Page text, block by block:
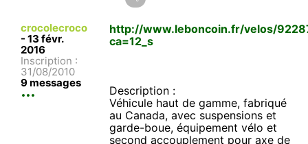
crocolecroco
- 13 févr.
2016
Inscription :
31/08/2010
9 messages
http://www.leboncoin.fr/velos/
ca=12_s
Description :
Véhicule haut de gamme, fabriqué
au Canada, avec suspensions et
garde-boue, équipement vélo et
second accouplement pour axe de